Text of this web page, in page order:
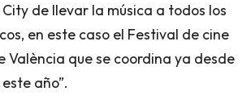
de llevar la música a todos los
en este caso el Festival de cine
València que se coordina ya desde
año”.